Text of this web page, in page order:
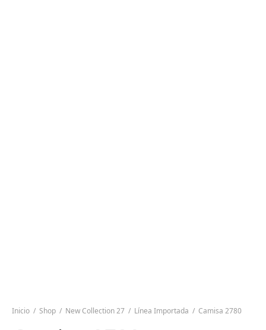
Inicio / Shop / New Collection 27 / Línea Importada / Camisa 2780